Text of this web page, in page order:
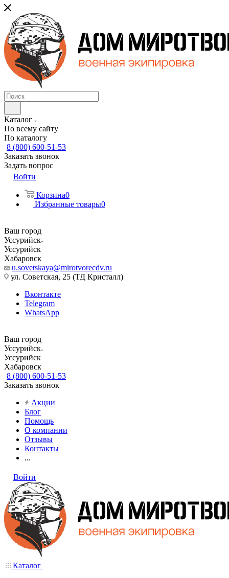
Каталог
По всему сайту
По каталогу
8 (800) 600-51-53
Заказать звонок
Задать вопрос
Войти
Корзина0
Избранные товары0
Ваш город
Уссурийск
Уссурийск
Хабаровск
u.sovetskaya@mirotvorecdv.ru
ул. Советская, 25 (ТД Кристалл)
Вконтакте
Telegram
WhatsApp
Ваш город
Уссурийск
Уссурийск
Хабаровск
8 (800) 600-51-53
Заказать звонок
Акции
Блог
Помощь
О компании
Отзывы
Контакты
...
Войти
Каталог